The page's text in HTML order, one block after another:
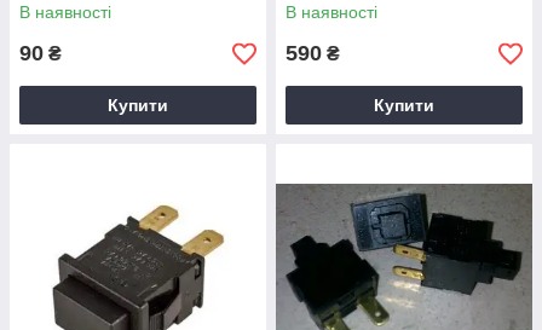
В наявності
90 ₴
Купити
В наявності
590 ₴
Купити